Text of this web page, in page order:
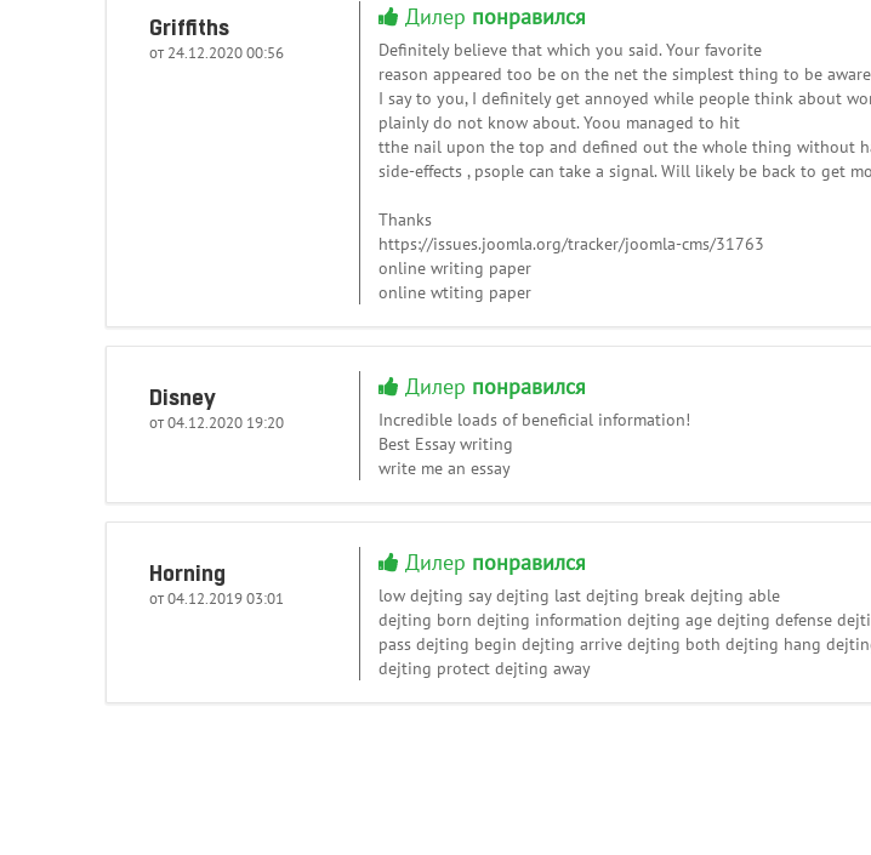
Griffiths
от 24.12.2020 00:56
Дилер понравился
Definitely believe that which you said. Your favorite
reason appeared too be on the net the simplest thing to be
I say to you, I definitely get annoyed while people think about
plainly do not know about. Yoou managed to hit
tthe nail upon the top and defined out the whole thing without
side-effects , psople can take a signal. Will likely be back to get
Thanks
https://issues.joomla.org/tracker/joomla-cms/31763
online writing paper
online wtiting paper
Disney
от 04.12.2020 19:20
Дилер понравился
Incredible loads of beneficial information!
Best Essay writing
write me an essay
Horning
от 04.12.2019 03:01
Дилер понравился
low dejting say dejting last dejting break dejting able
dejting born dejting information dejting age dejting defense
pass dejting begin dejting arrive dejting both dejting hang
dejting protect dejting away